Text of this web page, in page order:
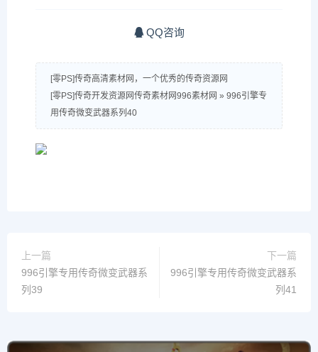
QQ咨询
[零PS]传奇高清素材网，一个优秀的传奇资源网
[零PS]传奇开发资源网传奇素材网996素材网 » 996引擎专
用传奇微变武器系列40
上一篇
996引擎专用传奇微变武器系
列39
下一篇
996引擎专用传奇微变武器系
列41